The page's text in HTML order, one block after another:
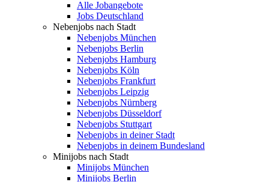
Alle Jobangebote
Jobs Deutschland
Nebenjobs nach Stadt
Nebenjobs München
Nebenjobs Berlin
Nebenjobs Hamburg
Nebenjobs Köln
Nebenjobs Frankfurt
Nebenjobs Leipzig
Nebenjobs Nürnberg
Nebenjobs Düsseldorf
Nebenjobs Stuttgart
Nebenjobs in deiner Stadt
Nebenjobs in deinem Bundesland
Minijobs nach Stadt
Minijobs München
Minijobs Berlin